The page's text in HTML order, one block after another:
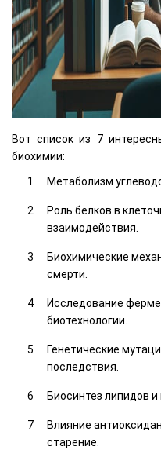
Вот список из 7
биохимии:
Метаболизм
Роль белков в
взаимодействия.
Биохимические
смерти.
Исследование
биотехнологии.
Генетические
последствия.
Биосинтез липидов
Влияние
старение.